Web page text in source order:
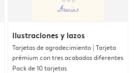
Ilustraciones y lazos
Tarjetas de agradecimiento | Tarjeta
prémium con tres acabados diferentes
Pack de 10 tarjetas